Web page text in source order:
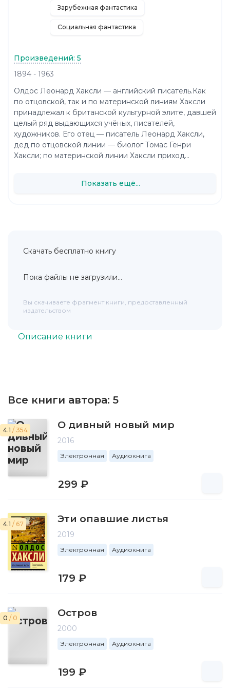
Описание книги
Все книги автора: 5
4.1 / 354 О дивный новый мир
2016
Электронная Аудиокнига
299 ₽
4.1 / 67 Эти опавшие листья
2019
Электронная Аудиокнига
179 ₽
0 / 0 Остров
2000
Электронная Аудиокнига
199 ₽
Зарубежная фантастика
Социальная фантастика
Произведений: 5
1894 - 1963
Олдос Леонард Хаксли — английский писатель.Как
по отцовской, так и по материнской линиям Хаксли
принадлежал к британской культурной элите, давшей
целый ряд выдающихся учёных, писателей,
художников. Его отец — писатель Леонард Хаксли,
дед по отцовской линии — биолог Томас Генри
Хаксли; по материнской линии Хаксли приход...
Показать ещё...
Скачать бесплатно книгу
Пока файлы не загрузили...
Вы скачиваете фрагмент книги, предоставленный
издательством